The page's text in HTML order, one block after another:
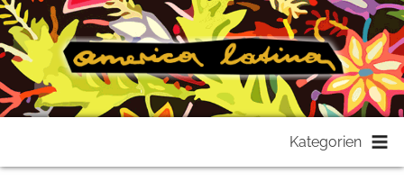
springen
springen
Kategorien